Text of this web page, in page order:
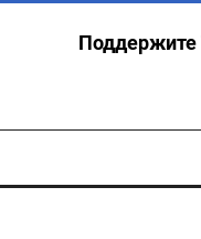
Поддержите